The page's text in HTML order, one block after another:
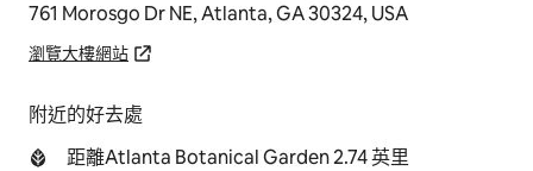
761 Morosgo Dr NE, Atlanta, GA 30324, USA
瀏覽大樓網站
附近的好去處
距離Atlanta Botanical Garden 2.74 英里